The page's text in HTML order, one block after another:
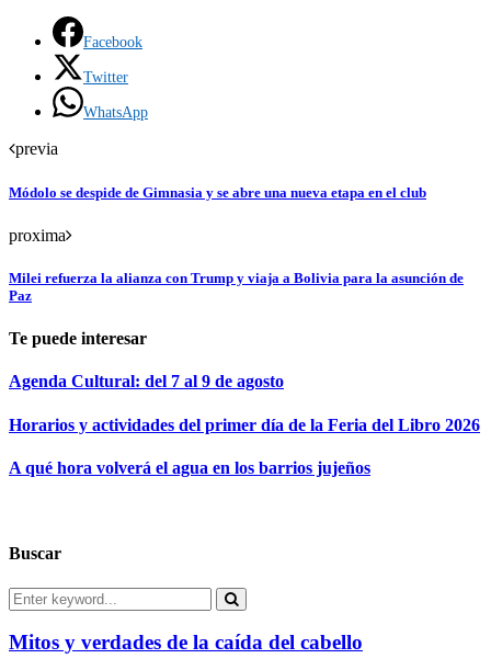
Facebook
Twitter
WhatsApp
previa
Módolo se despide de Gimnasia y se abre una nueva etapa en el club
proxima
Milei refuerza la alianza con Trump y viaja a Bolivia para la asunción de
Paz
Te puede interesar
Agenda Cultural: del 7 al 9 de agosto
Horarios y actividades del primer día de la Feria del Libro 2026
A qué hora volverá el agua en los barrios jujeños
Buscar
Search
for:
Search
Mitos y verdades de la caída del cabello